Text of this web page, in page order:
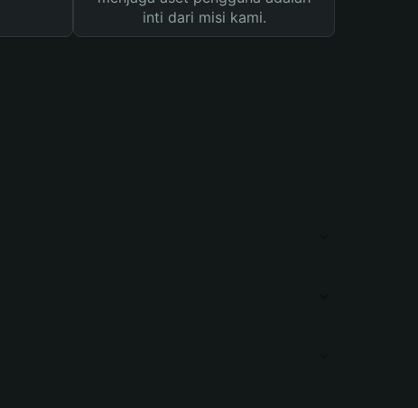
inti dari misi kami.